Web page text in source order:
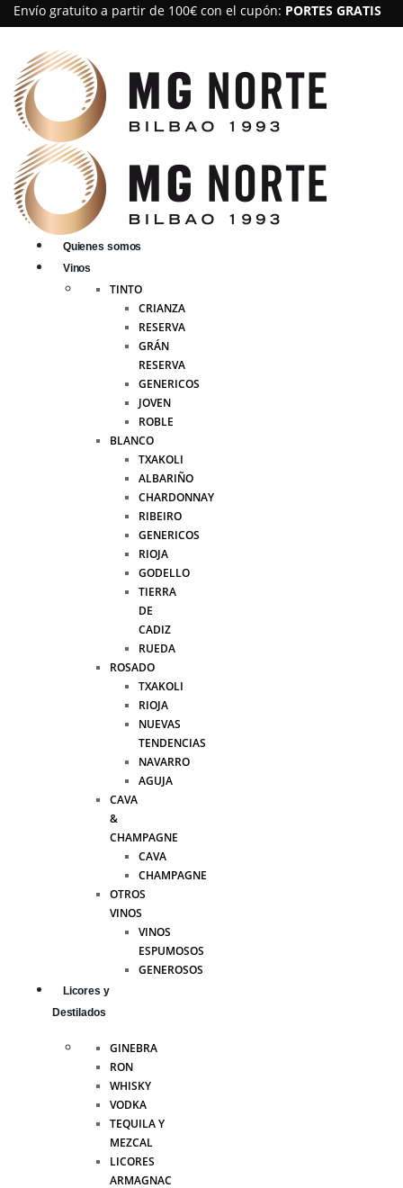
Envío gratuito a partir de 100€ con el cupón: PORTES GRATIS
Quienes somos
Vinos
TINTO
CRIANZA
RESERVA
GRÁN
RESERVA
GENERICOS
JOVEN
ROBLE
BLANCO
TXAKOLI
ALBARIÑO
CHARDONNAY
RIBEIRO
GENERICOS
RIOJA
GODELLO
TIERRA
DE
CADIZ
RUEDA
ROSADO
TXAKOLI
RIOJA
NUEVAS
TENDENCIAS
NAVARRO
AGUJA
CAVA
&
CHAMPAGNE
CAVA
CHAMPAGNE
OTROS
VINOS
VINOS
ESPUMOSOS
GENEROSOS
Licores y
Destilados
GINEBRA
RON
WHISKY
VODKA
TEQUILA Y
MEZCAL
LICORES
ARMAGNAC